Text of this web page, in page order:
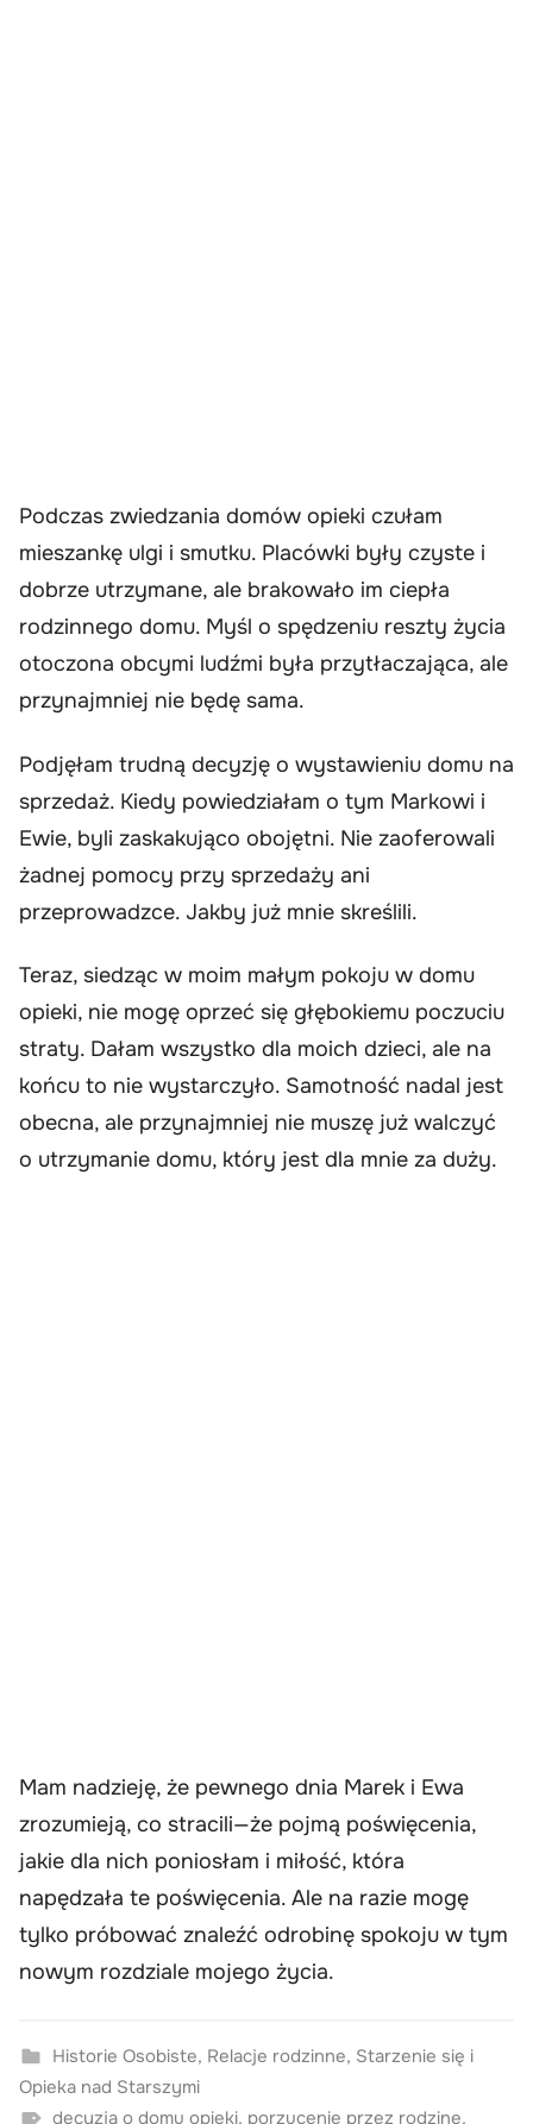
Podczas zwiedzania domów opieki czułam
mieszankę ulgi i smutku. Placówki były czyste i
dobrze utrzymane, ale brakowało im ciepła
rodzinnego domu. Myśl o spędzeniu reszty życia
otoczona obcymi ludźmi była przytłaczająca, ale
przynajmniej nie będę sama.
Podjęłam trudną decyzję o wystawieniu domu na
sprzedaż. Kiedy powiedziałam o tym Markowi i
Ewie, byli zaskakująco obojętni. Nie zaoferowali
żadnej pomocy przy sprzedaży ani
przeprowadzce. Jakby już mnie skreślili.
Teraz, siedząc w moim małym pokoju w domu
opieki, nie mogę oprzeć się głębokiemu poczuciu
straty. Dałam wszystko dla moich dzieci, ale na
końcu to nie wystarczyło. Samotność nadal jest
obecna, ale przynajmniej nie muszę już walczyć
o utrzymanie domu, który jest dla mnie za duży.
Mam nadzieję, że pewnego dnia Marek i Ewa
zrozumieją, co stracili—że pojmą poświęcenia,
jakie dla nich poniosłam i miłość, która
napędzała te poświęcenia. Ale na razie mogę
tylko próbować znaleźć odrobinę spokoju w tym
nowym rozdziale mojego życia.
Historie Osobiste, Relacje rodzinne, Starzenie się i
Opieka nad Starszymi
decyzja o domu opieki, porzucenie przez rodzinę,